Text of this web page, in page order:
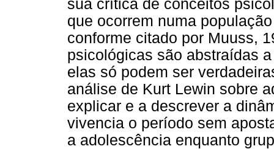
sua crítica de conceitos
que ocorrem numa
conforme citado por Muuss,
psicológicas são abstraídas
elas só podem ser
análise de Kurt Lewin sobre
explicar e a descrever a
vivencia o período sem
a adolescência enquanto